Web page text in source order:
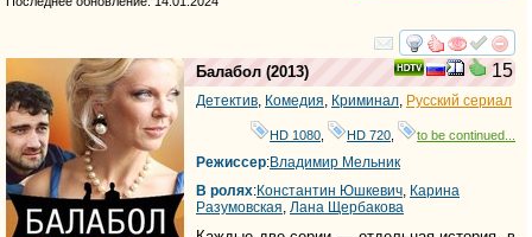
смотреть
15
Балабол (2013)
Детектив Комедия Криминал Русский сериал
HD 1080 HD 720 to be continued...
Режиссер:Владимир Мельник
В ролях:Константин Юшкевич Карина
Разумовская Лана Щербакова